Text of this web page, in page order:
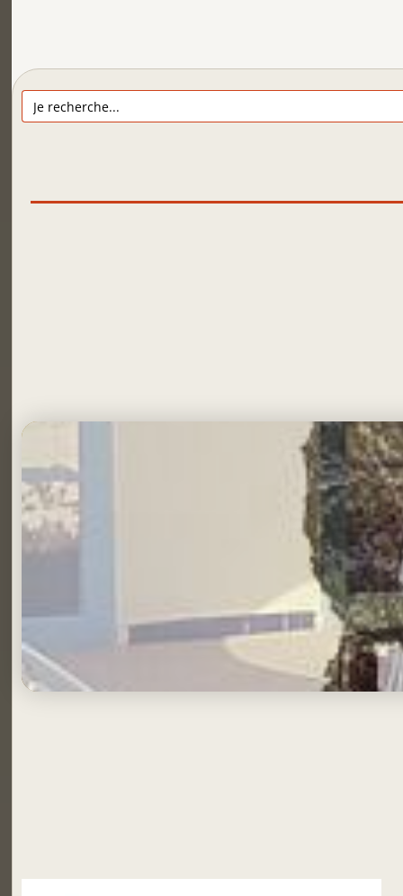
Search
for: